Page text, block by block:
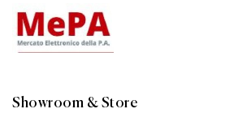
Showroom & Store